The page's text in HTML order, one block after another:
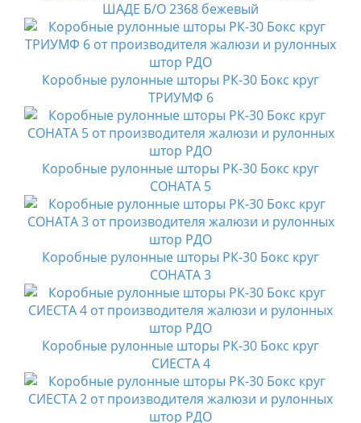
ШАДЕ Б/О 2368 бежевый
Коробные рулонные шторы РК-30 Бокс круг
ТРИУМФ 6
Коробные рулонные шторы РК-30 Бокс круг
СОНАТА 5
Коробные рулонные шторы РК-30 Бокс круг
СОНАТА 3
Коробные рулонные шторы РК-30 Бокс круг
СИЕСТА 4